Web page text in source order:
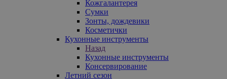
Кожгалантерея
Сумки
Зонты, дождевики
Косметички
Кухонные инструменты
Назад
Кухонные инструменты
Консервирование
Летний сезон